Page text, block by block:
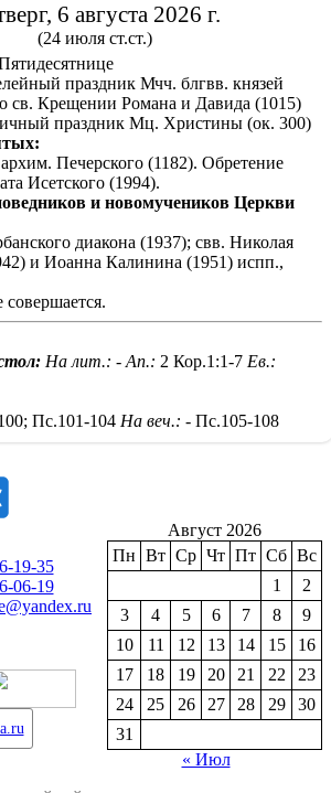
6 августа 2026 г.
(24 июля ст.ст.)
Мчч. блгвв. князей
св. Крещении Романа и Давида (1015)
Мц. Христины (ок. 300)
Печерского (1182). Обретение
Исетского (1994).
и новомучеников Церкви
диакона (1937); свв. Николая
и Иоанна Калинина (1951) испп.,
совершается.
На лит.: - Ап.: 2 Кор.1:1-7 Ев.:
Пс.101-104 На веч.: - Пс.105-108
19-35
06-19
Август 2026
Пн Вт Ср Чт Пт Сб Вс
1
2
3
4 5 6 7 8
9
10
11 12 13 14 15
16
17
18 19 20 21 22
23
24
25 26 27 28 29
30
31
« Июл